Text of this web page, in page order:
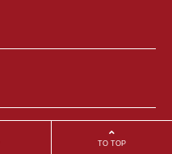
TO TOP